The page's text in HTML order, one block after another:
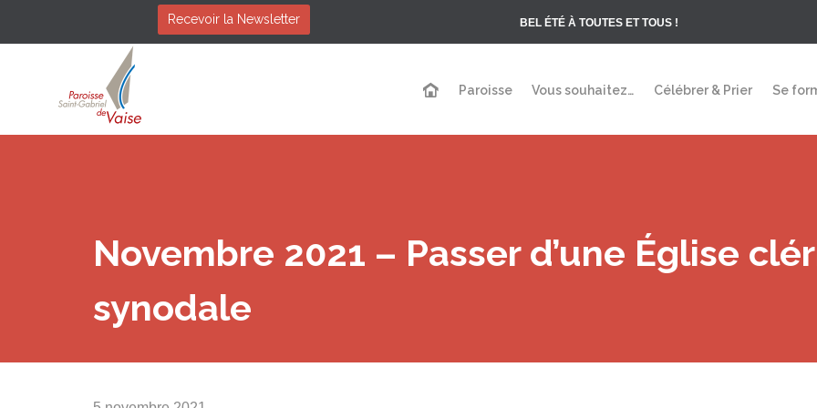
Recevoir la Newsletter BEL ÉTÉ À TOUTES ET TOUS !
Paroisse Vous souhaitez… Célébrer & Prier Se
Novembre 2021 – Passer d’une Église
synodale